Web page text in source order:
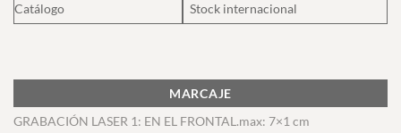
Catálogo
Stock internacional
MARCAJE
GRABACIÓN LASER 1: EN EL FRONTAL.max: 7×1 cm